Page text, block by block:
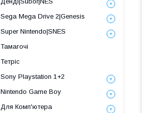
Sega Mega Drive 2|Genesis
Super Nintendo|SNES
Тамагочі
Тетріс
Sony Playstation 1+2
Nintendo Game Boy
Для Комп'ютера